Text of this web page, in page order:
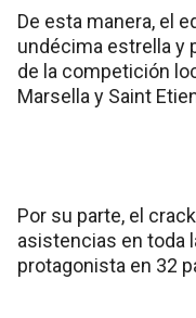
De esta manera, el
undécima estrella y
de la competición
Marsella y Saint
Por su parte, el
asistencias en toda
protagonista en 32